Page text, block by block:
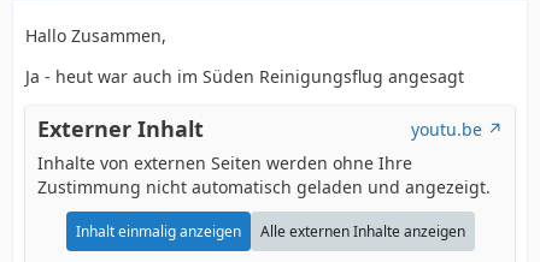
Hallo Zusammen,
Ja - heut war auch im Süden Reinigungsflug angesagt
Externer Inhalt
youtu.be
Inhalte von externen Seiten werden ohne Ihre
Zustimmung nicht automatisch geladen und angezeigt.
Inhalt einmalig anzeigen Alle externen Inhalte anzeigen